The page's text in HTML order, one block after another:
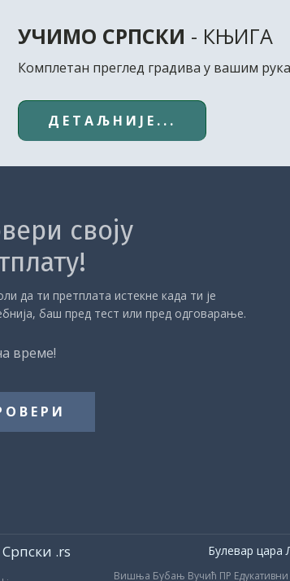
УЧИМО СРПСКИ - КЊИГА
Комплетан преглед градива у вашим
ДЕТАЉНИЈЕ...
своју
да ти претплата истекне када ти је
баш пред тест или пред одговарање.
време!
.rs Булевар цара
Вишња Бубањ Вучић ПР Едукативни